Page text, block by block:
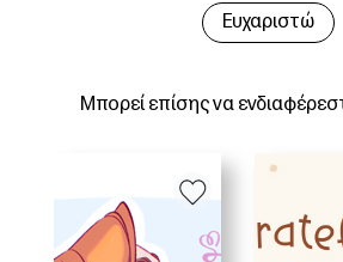
Μπορεί επίσης να
Ευχαριστώ